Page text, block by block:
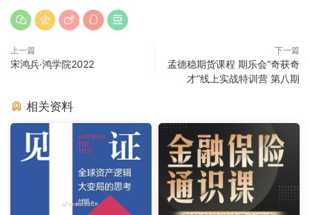
上一篇
宋鸿兵·鸿学院2022
下一篇
孟德稳期货课程 期乐会“奇获奇
才”线上实战特训营 第八期
相关资料